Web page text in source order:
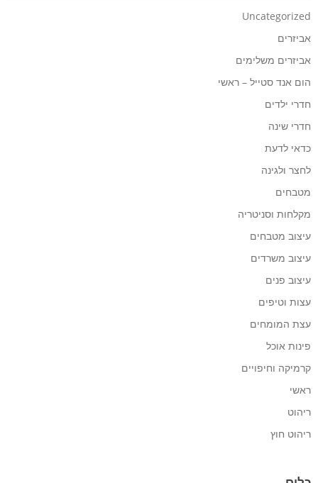
Uncategorized
אביזרים
אביזרים משלימים
הום אנד סטייל – ראשי
חדרי ילדים
חדרי שינה
כדאי לדעת
לחצר ולגינה
מטבחים
מקלחות וסניטריה
עיצוב מטבחים
עיצוב משרדים
עיצוב פנים
עצות וטיפים
עצת המומחים
פינות אוכל
קרמיקה וחיפויים
ראשי
ריהוט
ריהוט חוץ